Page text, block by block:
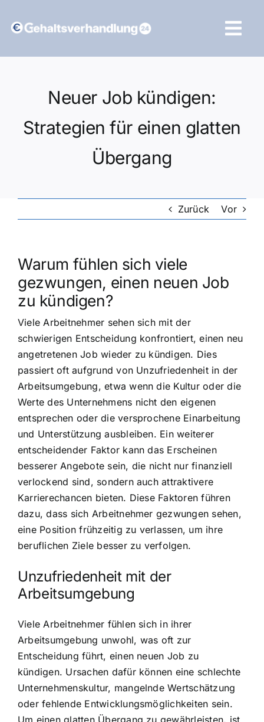
Inhalt
Neuer Job kündigen:
Strategien für einen glatten
Übergang
Zurück Vor
Warum fühlen sich viele
gezwungen, einen neuen Job
zu kündigen?
Viele Arbeitnehmer sehen sich mit der
schwierigen Entscheidung konfrontiert, einen neu
angetretenen Job wieder zu kündigen. Dies
passiert oft aufgrund von Unzufriedenheit in der
Arbeitsumgebung, etwa wenn die Kultur oder die
Werte des Unternehmens nicht den eigenen
entsprechen oder die versprochene Einarbeitung
und Unterstützung ausbleiben. Ein weiterer
entscheidender Faktor kann das Erscheinen
besserer Angebote sein, die nicht nur finanziell
verlockend sind, sondern auch attraktivere
Karrierechancen bieten. Diese Faktoren führen
dazu, dass sich Arbeitnehmer gezwungen sehen,
eine Position frühzeitig zu verlassen, um ihre
beruflichen Ziele besser zu verfolgen.
Unzufriedenheit mit der
Arbeitsumgebung
Viele Arbeitnehmer fühlen sich in ihrer
Arbeitsumgebung unwohl, was oft zur
Entscheidung führt, einen neuen Job zu
kündigen. Ursachen dafür können eine schlechte
Unternehmenskultur, mangelnde Wertschätzung
oder fehlende Entwicklungsmöglichkeiten sein.